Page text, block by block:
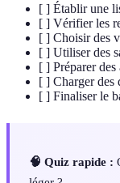
[ ] Établir une
[ ] Vérifier les
[ ] Choisir des
[ ] Utiliser des
[ ] Préparer des
[ ] Charger des
[ ] Finaliser le
🧠 Quiz rapide :